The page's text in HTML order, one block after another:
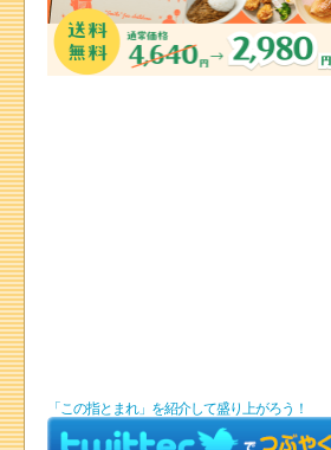
「この指とまれ」を紹介して盛り上がろう！